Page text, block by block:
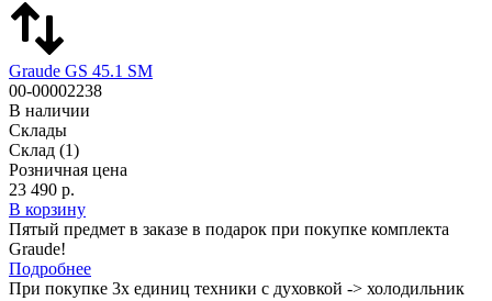
Graude GS 45.1 SM
00-00002238
В наличии
Склады
Склад (1)
Розничная цена
23 490 р.
В корзину
Пятый предмет в заказе в подарок при покупке комплекта
Graude!
Подробнее
При покупке 3х единиц техники с духовкой -> холодильник